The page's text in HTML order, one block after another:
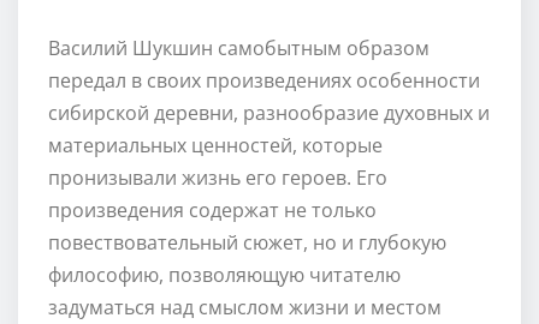
Василий Шукшин самобытным образом
передал в своих произведениях особенности
сибирской деревни, разнообразие духовных и
материальных ценностей, которые
пронизывали жизнь его героев. Его
произведения содержат не только
повествовательный сюжет, но и глубокую
философию, позволяющую читателю
задуматься над смыслом жизни и местом